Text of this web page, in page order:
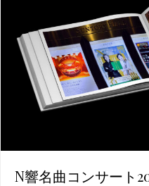
N響名曲コンサート